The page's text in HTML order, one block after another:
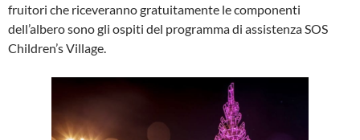
fruitori che riceveranno gratuitamente le componenti
dell’albero sono gli ospiti del programma di assistenza SOS
Children’s Village.